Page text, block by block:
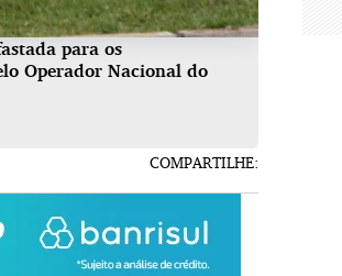
para os
Operador Nacional do
COMPARTILHE: